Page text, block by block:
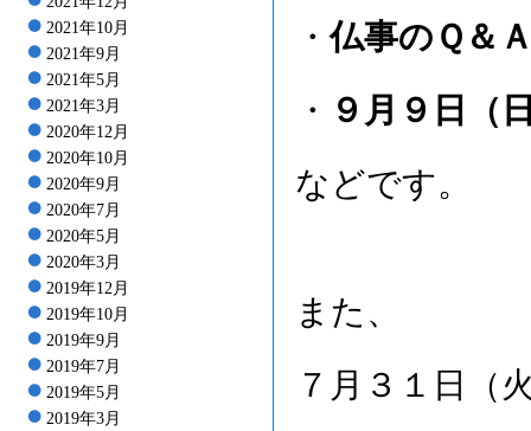
2021年10月
2021年9月
2021年5月
2021年3月
2020年12月
2020年10月
2020年9月
2020年7月
2020年5月
2020年3月
2019年12月
2019年10月
2019年9月
2019年7月
2019年5月
2019年3月
・仏事のＱ＆
・ ９月９日（
などです。
また、
７月３１日（